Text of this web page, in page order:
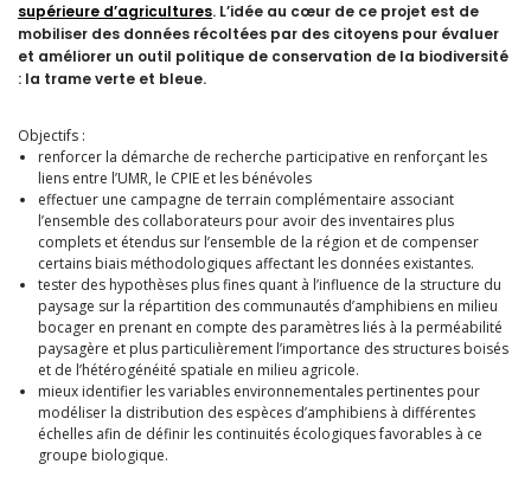
supérieure d’agricultures. L’idée au cœur de ce projet est de
mobiliser des données récoltées par des citoyens pour évaluer
et améliorer un outil politique de conservation de la biodiversité
: la trame verte et bleue.
Objectifs :
renforcer la démarche de recherche participative en renforçant les
liens entre l’UMR, le CPIE et les bénévoles
effectuer une campagne de terrain complémentaire associant
l’ensemble des collaborateurs pour avoir des inventaires plus
complets et étendus sur l’ensemble de la région et de compenser
certains biais méthodologiques affectant les données existantes.
tester des hypothèses plus fines quant à l’influence de la structure du
paysage sur la répartition des communautés d’amphibiens en milieu
bocager en prenant en compte des paramètres liés à la perméabilité
paysagère et plus particulièrement l’importance des structures boisés
et de l’hétérogénéité spatiale en milieu agricole.
mieux identifier les variables environnementales pertinentes pour
modéliser la distribution des espèces d’amphibiens à différentes
échelles afin de définir les continuités écologiques favorables à ce
groupe biologique.